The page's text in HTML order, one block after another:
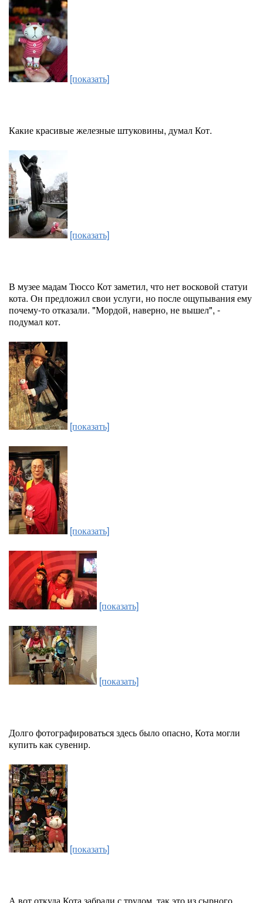
[показать]
Какие красивые железные штуковины, думал Кот.
[показать]
В музее мадам Тюссо Кот заметил, что нет восковой статуи
кота. Он предложил свои услуги, но после ощупывания ему
почему-то отказали. "Мордой, наверно, не вышел", -
подумал кот.
[показать]
[показать]
[показать]
[показать]
Долго фотографироваться здесь было опасно, Кота могли
купить как сувенир.
[показать]